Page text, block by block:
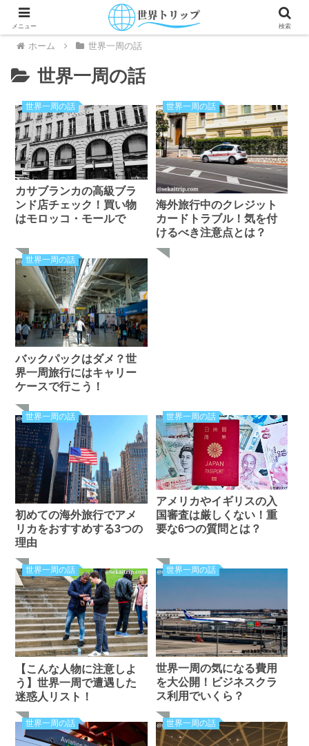
ホーム 世界一周の話
世界一周の話
世界一周の話
カサブランカの高級ブラ
ンド店チェック！買い物
はモロッコ・モールで
世界一周の話
海外旅行中のクレジット
カードトラブル！気を付
けるべき注意点とは？
世界一周の話
バックパックはダメ？世
界一周旅行にはキャリー
ケースで行こう！
世界一周の話
初めての海外旅行でアメ
リカをおすすめする3つの
理由
世界一周の話
アメリカやイギリスの入
国審査は厳しくない！重
要な6つの質問とは？
世界一周の話
【こんな人物に注意しよ
う】世界一周で遭遇した
迷惑人リスト！
世界一周の話
世界一周の気になる費用
を大公開！ビジネスクラ
ス利用でいくら？
世界一周の話 世界一周の話
メニュー 検索